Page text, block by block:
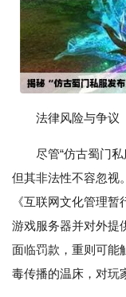
法律风险与争议
尽管“仿古蜀门
但其非法性不容忽视
《互联网文化管理
游戏服务器并对外提
面临罚款，重则可能
毒传播的温床，对玩